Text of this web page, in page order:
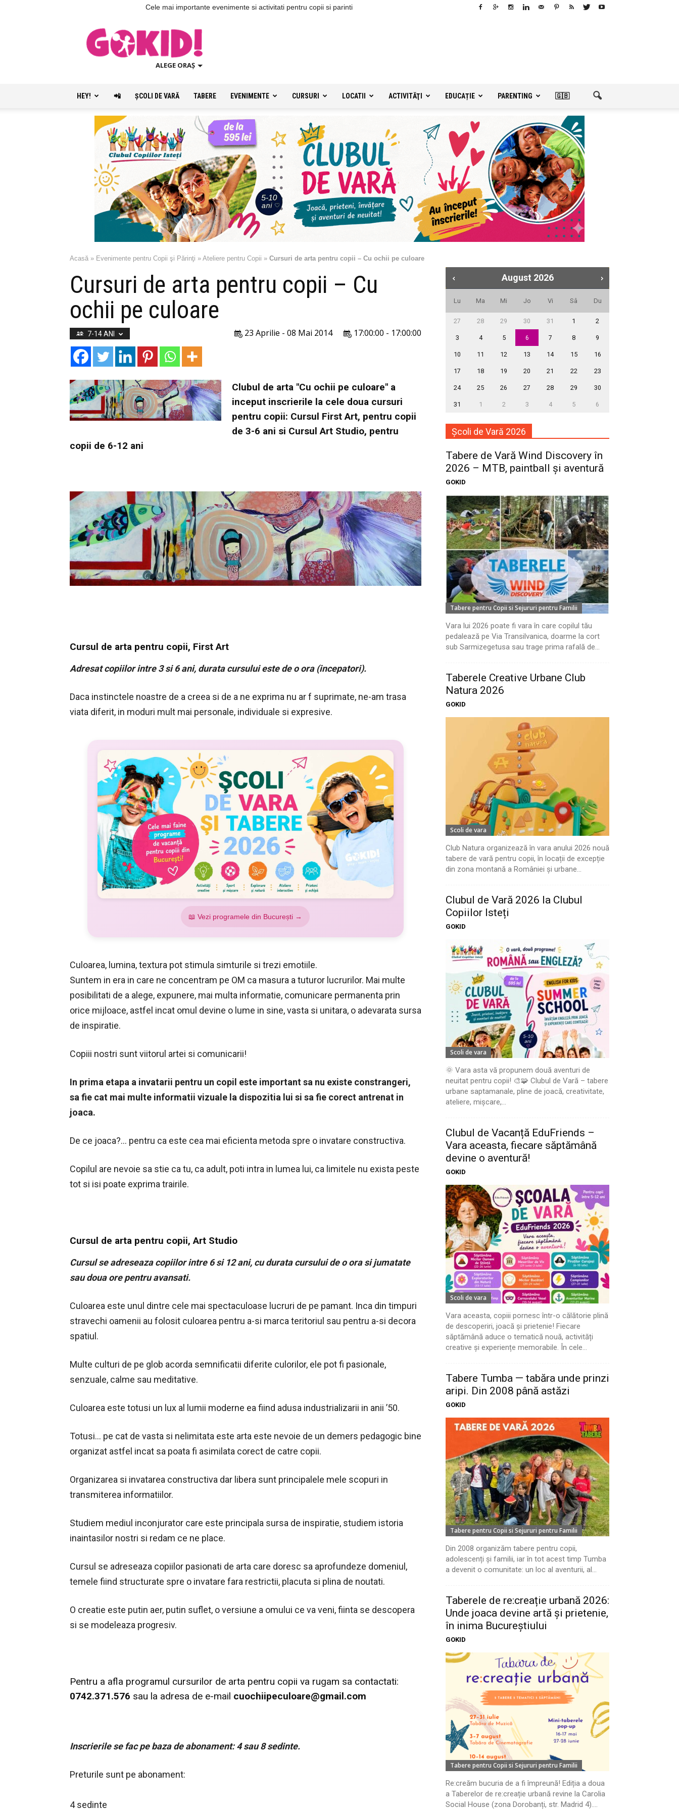
Cele mai importante evenimente si activitati pentru copii si parinti
ALEGE ORAȘ
HEY! 📲 ŞCOLI DE VARĂ TABERE EVENIMENTE CURSURI LOCATII ACTIVITĂŢI EDUCAȚIE PARENTING 🇬🇧
Acasă » Evenimente pentru Copii şi Părinţi » Ateliere pentru Copii » Cursuri de arta pentru copii – Cu ochii pe culoare
Cursuri de arta pentru copii – Cu
ochii pe culoare
7-14 ANI 17:00:00 - 17:00:00
23 Aprilie - 08 Mai 2014
Clubul de arta "Cu ochii pe culoare" a
inceput inscrierile la cele doua cursuri
pentru copii: Cursul First Art, pentru copii
de 3-6 ani si Cursul Art Studio, pentru
copii de 6-12 ani
Cursul de arta pentru copii, First Art
Adresat copiilor intre 3 si 6 ani, durata cursului este de o ora (incepatori).
Daca instinctele noastre de a creea si de a ne exprima nu ar f suprimate, ne-am trasa
viata diferit, in moduri mult mai personale, individuale si expresive.
📖 Vezi programele din București →
Culoarea, lumina, textura pot stimula simturile si trezi emotiile.
Suntem in era in care ne concentram pe OM ca masura a tuturor lucrurilor. Mai multe
posibilitati de a alege, expunere, mai multa informatie, comunicare permanenta prin
orice mijloace, astfel incat omul devine o lume in sine, vasta si unitara, o adevarata sursa
de inspiratie.
Copiii nostri sunt viitorul artei si comunicarii!
In prima etapa a invatarii pentru un copil este important sa nu existe constrangeri,
sa fie cat mai multe informatii vizuale la dispozitia lui si sa fie corect antrenat in
joaca.
De ce joaca?… pentru ca este cea mai eficienta metoda spre o invatare constructiva.
Copilul are nevoie sa stie ca tu, ca adult, poti intra in lumea lui, ca limitele nu exista peste
tot si isi poate exprima trairile.
Cursul de arta pentru copii, Art Studio
Cursul se adreseaza copiilor intre 6 si 12 ani, cu durata cursului de o ora si jumatate
sau doua ore pentru avansati.
Culoarea este unul dintre cele mai spectaculoase lucruri de pe pamant. Inca din timpuri
stravechi oamenii au folosit culoarea pentru a-si marca teritoriul sau pentru a-si decora
spatiul.
Multe culturi de pe glob acorda semnificatii diferite culorilor, ele pot fi pasionale,
senzuale, calme sau meditative.
Culoarea este totusi un lux al lumii moderne ea fiind adusa industrializarii in anii ’50.
Totusi… pe cat de vasta si nelimitata este arta este nevoie de un demers pedagogic bine
organizat astfel incat sa poata fi asimilata corect de catre copii.
Organizarea si invatarea constructiva dar libera sunt principalele mele scopuri in
transmiterea informatiilor.
Studiem mediul inconjurator care este principala sursa de inspiratie, studiem istoria
inaintasilor nostri si redam ce ne place.
Cursul se adreseaza copiilor pasionati de arta care doresc sa aprofundeze domeniul,
temele fiind structurate spre o invatare fara restrictii, placuta si plina de noutati.
O creatie este putin aer, putin suflet, o versiune a omului ce va veni, fiinta se descopera
si se modeleaza progresiv.
Pentru a afla programul cursurilor de arta pentru copii va rugam sa contactati:
0742.371.576 sau la adresa de e-mail cuochiipeculoare@gmail.com
Inscrierile se fac pe baza de abonament: 4 sau 8 sedinte.
Preturile sunt pe abonament:
4 sedinte
August 2026
Lu Ma Mi Jo Vi Sâ Du
27 28 29 30 31 1 2
3 4 5 6 7 8 9
10 11 12 13 14 15 16
17 18 19 20 21 22 23
24 25 26 27 28 29 30
31 1 2 3 4 5 6
Școli de Vară 2026
Tabere de Vară Wind Discovery în
2026 – MTB, paintball și aventură
GOKID
Tabere pentru Copii si Sejururi pentru Familii
Vara lui 2026 poate fi vara în care copilul tău
pedalează pe Via Transilvanica, doarme la cort
sub Sarmizegetusa sau trage prima rafală de...
Taberele Creative Urbane Club
Natura 2026
GOKID
Scoli de vara
Club Natura organizează în vara anului 2026 nouă
tabere de vară pentru copii, în locații de excepție
din zona montană a României și urbane...
Clubul de Vară 2026 la Clubul
Copiilor Isteți
GOKID
Scoli de vara
🌞 Vara asta vă propunem două aventuri de
neuitat pentru copii! 🎨🧩 Clubul de Vară – tabere
urbane saptamanale, pline de joacă, creativitate,
ateliere, mișcare,...
Clubul de Vacanță EduFriends –
Vara aceasta, fiecare săptămână
devine o aventură!
GOKID
Scoli de vara
Vara aceasta, copiii pornesc într-o călătorie plină
de descoperiri, joacă și prietenie! Fiecare
săptămână aduce o tematică nouă, activități
creative și experiențe memorabile. În cele...
Tabere Tumba — tabăra unde prinzi
aripi. Din 2008 până astăzi
GOKID
Tabere pentru Copii si Sejururi pentru Familii
Din 2008 organizăm tabere pentru copii,
adolescenți și familii, iar în tot acest timp Tumba
a devenit o comunitate: un loc al aventurii, al...
Taberele de re:creație urbană 2026:
Unde joaca devine artă și prietenie,
în inima Bucureștiului
GOKID
Tabere pentru Copii si Sejururi pentru Familii
Re:creăm bucuria de a fi împreună! Ediția a doua
a Taberelor de re:creație urbană revine la Carolia
Social House (zona Dorobanți, str. Madrid 4)....